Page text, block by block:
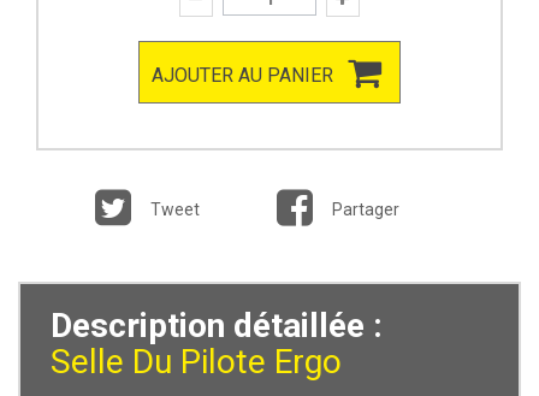
AJOUTER AU PANIER
Tweet Partager
Description détaillée :
Selle Du Pilote Ergo